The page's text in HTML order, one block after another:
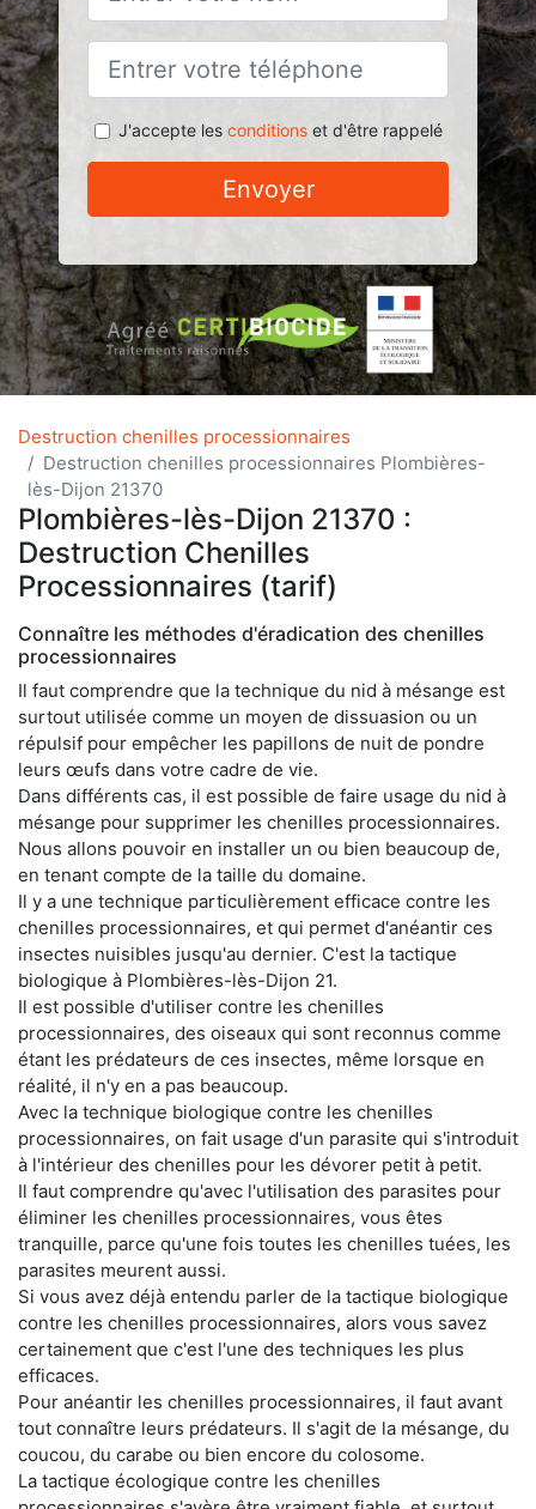
J'accepte les conditionset d'être rappelé
Envoyer
Destruction chenilles processionnaires
Destruction chenilles processionnaires Plombières-
lès-Dijon 21370
Plombières-lès-Dijon 21370 :
Destruction Chenilles
Processionnaires (tarif)
Connaître les méthodes d'éradication des chenilles
processionnaires
Il faut comprendre que la technique du nid à mésange est
surtout utilisée comme un moyen de dissuasion ou un
répulsif pour empêcher les papillons de nuit de pondre
leurs œufs dans votre cadre de vie.
Dans différents cas, il est possible de faire usage du nid à
mésange pour supprimer les chenilles processionnaires.
Nous allons pouvoir en installer un ou bien beaucoup de,
en tenant compte de la taille du domaine.
Il y a une technique particulièrement efficace contre les
chenilles processionnaires, et qui permet d'anéantir ces
insectes nuisibles jusqu'au dernier. C'est la tactique
biologique à Plombières-lès-Dijon 21.
Il est possible d'utiliser contre les chenilles
processionnaires, des oiseaux qui sont reconnus comme
étant les prédateurs de ces insectes, même lorsque en
réalité, il n'y en a pas beaucoup.
Avec la technique biologique contre les chenilles
processionnaires, on fait usage d'un parasite qui s'introduit
à l'intérieur des chenilles pour les dévorer petit à petit.
Il faut comprendre qu'avec l'utilisation des parasites pour
éliminer les chenilles processionnaires, vous êtes
tranquille, parce qu'une fois toutes les chenilles tuées, les
parasites meurent aussi.
Si vous avez déjà entendu parler de la tactique biologique
contre les chenilles processionnaires, alors vous savez
certainement que c'est l'une des techniques les plus
efficaces.
Pour anéantir les chenilles processionnaires, il faut avant
tout connaître leurs prédateurs. Il s'agit de la mésange, du
coucou, du carabe ou bien encore du colosome.
La tactique écologique contre les chenilles